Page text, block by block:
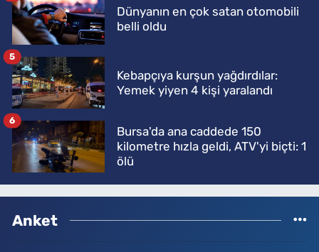
Dünyanın en çok satan otomobili
belli oldu
Kebapçıya kurşun yağdırdılar:
Yemek yiyen 4 kişi yaralandı
5
Bursa'da ana caddede 150
kilometre hızla geldi, ATV'yi biçti: 1
ölü
6
Anket